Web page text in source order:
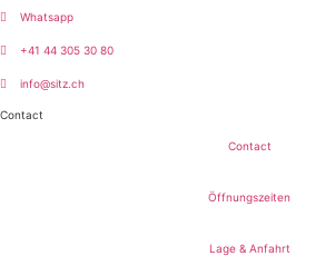
Whatsapp
+41 44 305 30 80
info@sitz.ch
Contact
Contact
Öffnungszeiten
Lage & Anfahrt